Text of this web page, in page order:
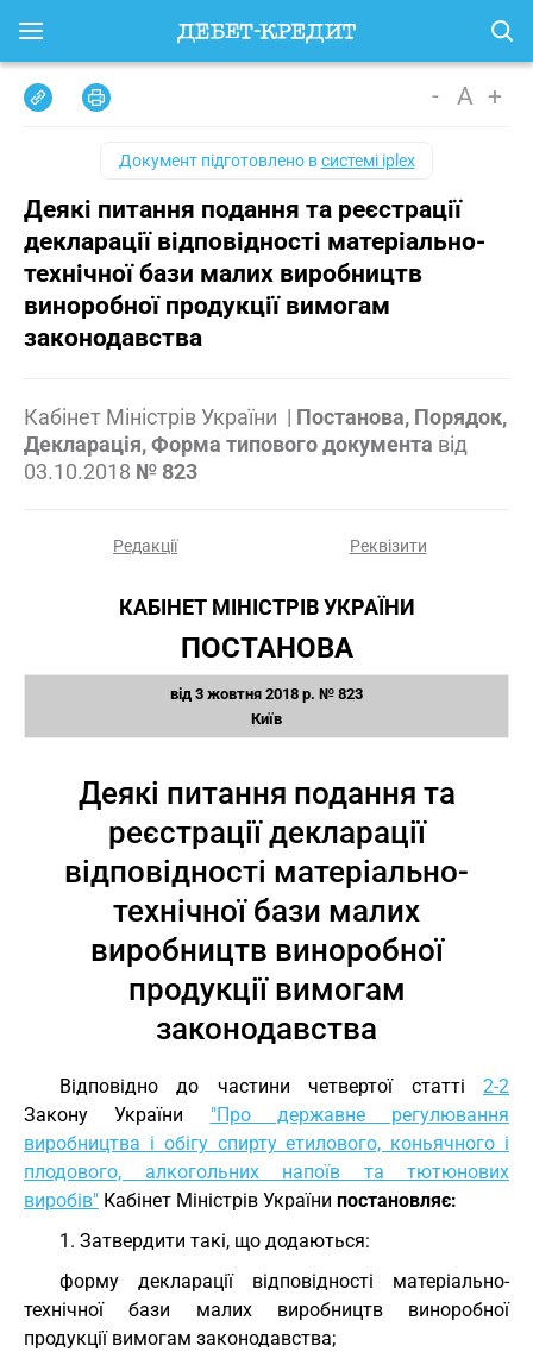
- A +
Документ підготовлено всистемі iplex
Деякі питання подання та реєстрації
декларації відповідності матеріально-
технічної бази малих виробництв
виноробної продукції вимогам
законодавства
Кабінет Міністрів України | Постанова, Порядок,
Декларація, Форма типового документа від
03.10.2018 № 823
Редакції Реквізити
КАБІНЕТ МІНІСТРІВ УКРАЇНИ
ПОСТАНОВА
від 3 жовтня 2018 р. № 823
Київ
Деякі питання подання та
реєстрації декларації
відповідності матеріально-
технічної бази малих
виробництв виноробної
продукції вимогам
законодавства
Відповідно до частини четвертої статті 2-2
Закону України "Про державне регулювання
виробництва і обігу спирту етилового, коньячного і
плодового, алкогольних напоїв та тютюнових
виробів" Кабінет Міністрів України постановляє:
1. Затвердити такі, що додаються:
форму декларації відповідності матеріально-
технічної бази малих виробництв виноробної
продукції вимогам законодавства;